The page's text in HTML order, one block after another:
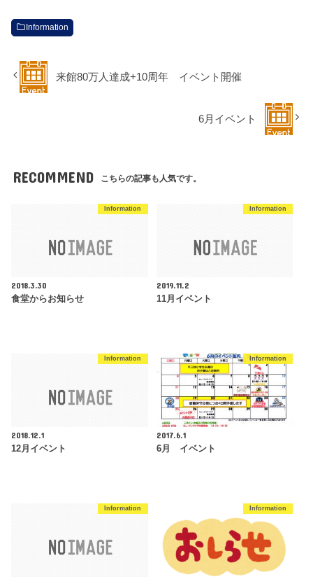
Information
来館80万人達成+10周年 イベント開催
6月イベント
RECOMMEND こちらの記事も人気です。
Information
2018.3.30
食堂からお知らせ
Information
2019.11.2
11月イベント
Information
2018.12.1
12月イベント
Information
2017.6.1
6月 イベント
Information Information